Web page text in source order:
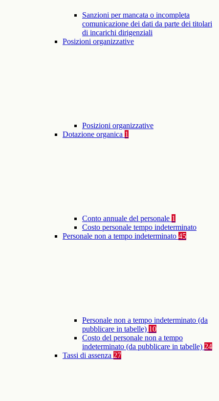
Sanzioni per mancata o incompleta
comunicazione dei dati da parte dei titolari
di incarichi dirigenziali
Posizioni organizzative
Posizioni organizzative
Dotazione organica 1
Conto annuale del personale 1
Costo personale tempo indeterminato
Personale non a tempo indeterminato 45
Personale non a tempo indeterminato (da
pubblicare in tabelle) 10
Costo del personale non a tempo
indeterminato (da pubblicare in tabelle) 24
Tassi di assenza 27